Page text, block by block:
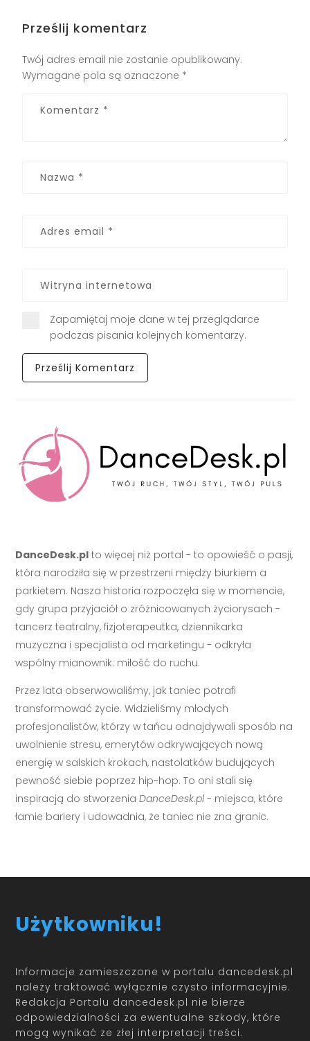
Prześlij komentarz
Twój adres email nie zostanie opublikowany.
Wymagane pola są oznaczone *
Zapamiętaj moje dane w tej przeglądarce
podczas pisania kolejnych komentarzy.
DanceDesk.pl to więcej niż portal - to opowieść o pasji,
która narodziła się w przestrzeni między biurkiem a
parkietem. Nasza historia rozpoczęła się w momencie,
gdy grupa przyjaciół o zróżnicowanych życiorysach -
tancerz teatralny, fizjoterapeutka, dziennikarka
muzyczna i specjalista od marketingu - odkryła
wspólny mianownik: miłość do ruchu.
Przez lata obserwowaliśmy, jak taniec potrafi
transformować życie. Widzieliśmy młodych
profesjonalistów, którzy w tańcu odnajdywali sposób na
uwolnienie stresu, emerytów odkrywających nową
energię w salskich krokach, nastolatków budujących
pewność siebie poprzez hip-hop. To oni stali się
inspiracją do stworzeniaDanceDesk.pl - miejsca, które
łamie bariery i udowadnia, że taniec nie zna granic.
Użytkowniku!
Informacje zamieszczone w portalu dancedesk.pl
należy traktować wyłącznie czysto informacyjnie.
Redakcja Portalu dancedesk.pl nie bierze
odpowiedzialności za ewentualne szkody, które
mogą wynikać ze złej interpretacji treści.